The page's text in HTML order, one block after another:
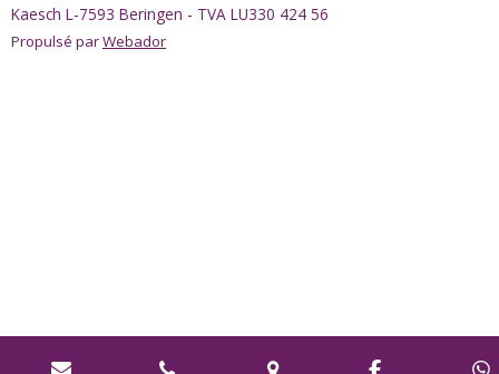
Kaesch L-7593 Beringen - TVA LU330 424 56
Propulsé parWebador